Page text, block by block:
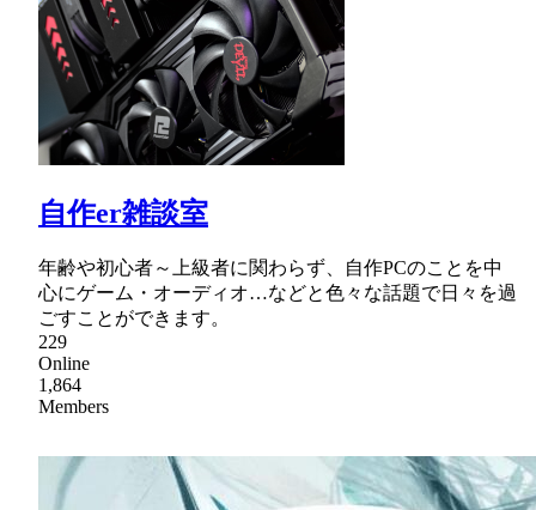
自作er雑談室
年齢や初心者～上級者に関わらず、自作PCのことを中
心にゲーム・オーディオ…などと色々な話題で日々を過
ごすことができます。
229
Online
1,864
Members